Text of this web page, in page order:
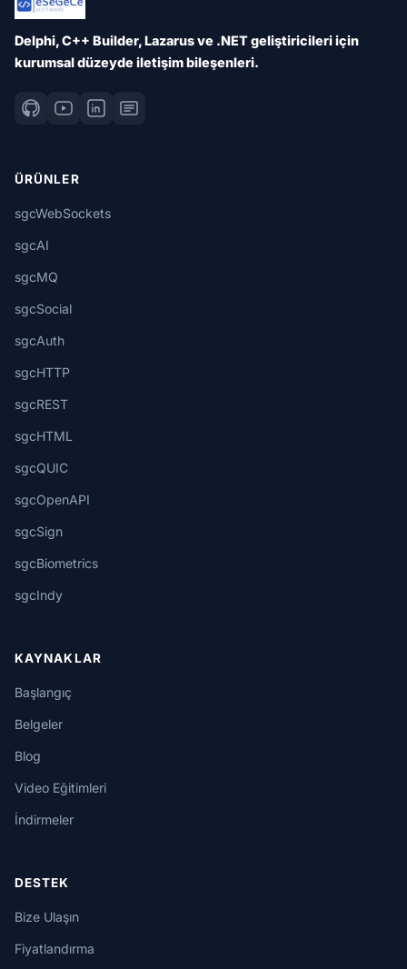
Delphi, C++ Builder, Lazarus ve .NET geliştiricileri için
kurumsal düzeyde iletişim bileşenleri.
ÜRÜNLER
sgcWebSockets
sgcAI
sgcMQ
sgcSocial
sgcAuth
sgcHTTP
sgcREST
sgcHTML
sgcQUIC
sgcOpenAPI
sgcSign
sgcBiometrics
sgcIndy
KAYNAKLAR
Başlangıç
Belgeler
Blog
Video Eğitimleri
İndirmeler
DESTEK
Bize Ulaşın
Fiyatlandırma